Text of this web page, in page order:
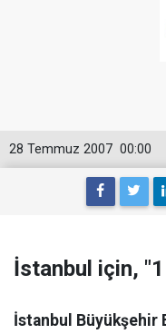
00:00
28 Temmuz 2007
İstanbul için,
İstanbul Büyükşehir